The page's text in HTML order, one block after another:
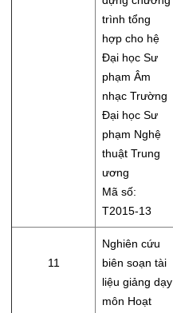
trình tổng
hợp cho hệ
Đại học Sư
phạm Âm
nhạc Trường
Đại học Sư
phạm Nghệ
thuật Trung
ương
Mã số:
T2015-13
11
Nghiên cứu
biên soạn tài
liệu giảng dạy
môn Hoạt